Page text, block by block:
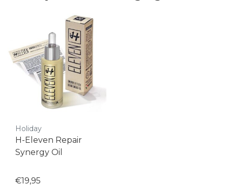
Holiday
H-Eleven Repair
Synergy Oil
€19,95